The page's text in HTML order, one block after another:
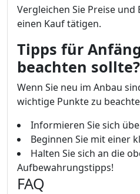
Vergleichen Sie Preise
einen Kauf tätigen.
Tipps für
beachten sollte?
Wenn Sie neu im Anbau
wichtige Punkte zu
Informieren Sie sich
Beginnen Sie mit einer
Halten Sie sich an die
Aufbewahrungstipps!
FAQ